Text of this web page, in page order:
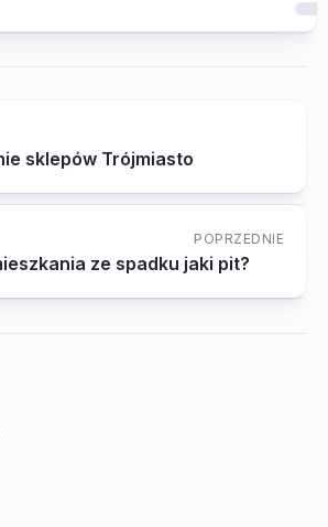
sklepów Trójmiasto
POPRZEDNIE
ze spadku jaki pit?